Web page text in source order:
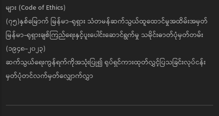
များ (Code of Ethics)
(၇၅)နှစ်မြောက် မြန်မာ-ရုရှား သံတမန်ဆက်သွယ်ထူထောင်မှုအထိမ်းအမှတ်
မြန်မာ-ရုရှားချစ်ကြည်ရေးနှင့်ပူးပေါင်းဆောင်ရွက်မှု သမိုင်းဓာတ်ပုံမှတ်တမ်း
(၁၉၄၈-၂၀၂၃)
ဆက်သွယ်ရေးကွန်ရက်ကိုအသုံးပြု၍ ရုပ်ရှင်ကားထုတ်လွှင့်ပြသခြင်းလုပ်ငန်း
မှတ်ပုံတင်လက်မှတ်လျှောက်လွှာ